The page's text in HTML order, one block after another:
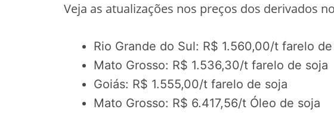
Veja as atualizações nos preços dos derivados
Rio Grande do Sul: R$ 1.560,00/t farelo
Mato Grosso: R$ 1.536,30/t farelo de soja
Goiás: R$ 1.555,00/t farelo de soja
Mato Grosso: R$ 6.417,56/t Óleo de soja